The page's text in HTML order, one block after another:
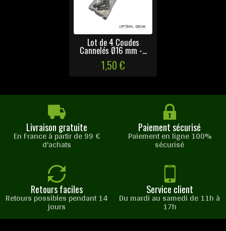
Lot de 4 Coudes
Cannelés Ø16 mm -...
1,50 €
Livraison gratuite
En France à partir de 99 €
d'achats
Paiement sécurisé
Paiement en ligne 100%
sécurisé
Retours faciles
Retours possibles pendant 14
jours
Service client
Du mardi au samedi de 11h à
17h